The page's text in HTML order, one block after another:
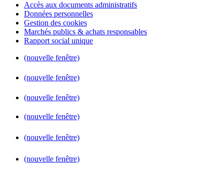
Accès aux documents administratifs
Données personnelles
Gestion des cookies
Marchés publics & achats responsables
Rapport social unique
(nouvelle fenêtre)
(nouvelle fenêtre)
(nouvelle fenêtre)
(nouvelle fenêtre)
(nouvelle fenêtre)
(nouvelle fenêtre)